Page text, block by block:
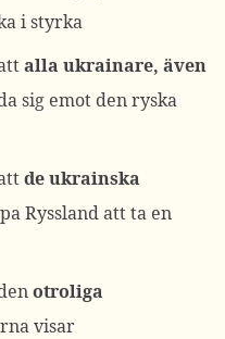
i styrka
alla ukrainare, även
sig emot den ryska
de ukrainska
Ryssland att ta en
otroliga
visar